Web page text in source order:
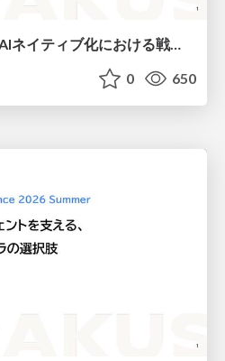
複数プロダクト組織のAIネイティブ化における戦略 / AICon2026_kude
0 650